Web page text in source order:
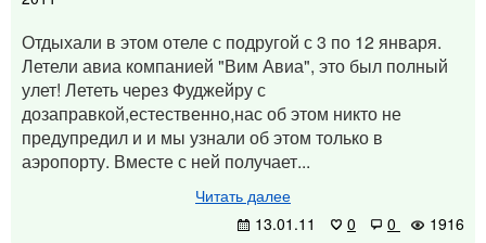
Отдыхали в этом отеле с подругой с 3 по 12 января.
Летели авиа компанией "Вим Авиа", это был полный
улет! Лететь через Фуджейру с
дозаправкой,естественно,нас об этом никто не
предупредил и и мы узнали об этом только в
аэропорту. Вместе с ней получает...
Читать далее
13.01.11
0 0 1916